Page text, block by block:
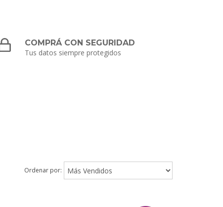
COMPRÁ CON SEGURIDAD
Tus datos siempre protegidos
Ordenar por: